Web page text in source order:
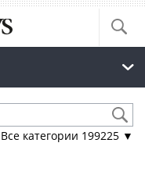
Все категории 199225 ▼